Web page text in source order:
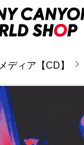
メディア【CD】